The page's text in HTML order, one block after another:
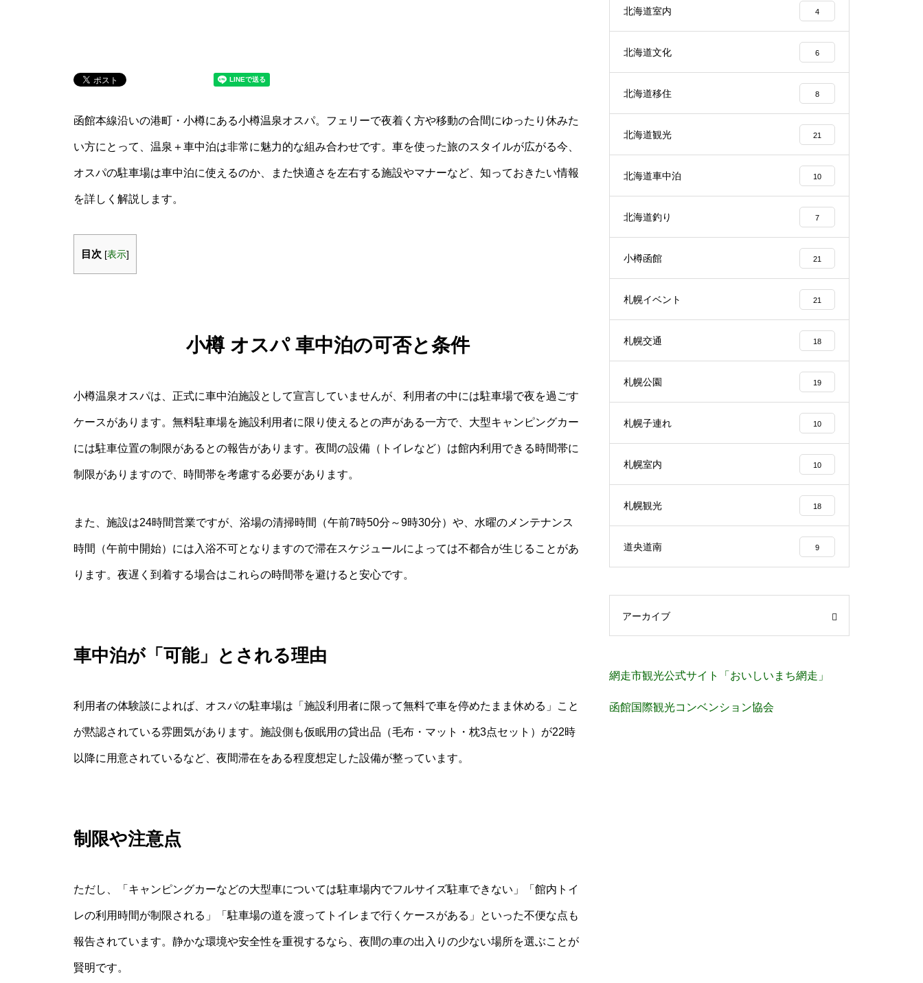
函館本線沿いの港町・小樽にある小樽温泉オスパ。フェリーで夜着く方や移動の合間にゆったり休みた
い方にとって、温泉＋車中泊は非常に魅力的な組み合わせです。車を使った旅のスタイルが広がる今、
オスパの駐車場は車中泊に使えるのか、また快適さを左右する施設やマナーなど、知っておきたい情報
を詳しく解説します。
目次 [表示]
小樽 オスパ 車中泊の可否と条件
小樽温泉オスパは、正式に車中泊施設として宣言していませんが、利用者の中には駐車場で夜を過ごす
ケースがあります。無料駐車場を施設利用者に限り使えるとの声がある一方で、大型キャンピングカー
には駐車位置の制限があるとの報告があります。夜間の設備（トイレなど）は館内利用できる時間帯に
制限がありますので、時間帯を考慮する必要があります。
また、施設は24時間営業ですが、浴場の清掃時間（午前7時50分～9時30分）や、水曜のメンテナンス
時間（午前中開始）には入浴不可となりますので滞在スケジュールによっては不都合が生じることがあ
ります。夜遅く到着する場合はこれらの時間帯を避けると安心です。
車中泊が「可能」とされる理由
利用者の体験談によれば、オスパの駐車場は「施設利用者に限って無料で車を停めたまま休める」こと
が黙認されている雰囲気があります。施設側も仮眠用の貸出品（毛布・マット・枕3点セット）が22時
以降に用意されているなど、夜間滞在をある程度想定した設備が整っています。
制限や注意点
ただし、「キャンピングカーなどの大型車については駐車場内でフルサイズ駐車できない」「館内トイ
レの利用時間が制限される」「駐車場の道を渡ってトイレまで行くケースがある」といった不便な点も
報告されています。静かな環境や安全性を重視するなら、夜間の車の出入りの少ない場所を選ぶことが
賢明です。
北海道室内 4
北海道文化 6
北海道移住 8
北海道観光 21
北海道車中泊 10
北海道釣り 7
小樽函館 21
札幌イベント 21
札幌交通 18
札幌公園 19
札幌子連れ 10
札幌室内 10
札幌観光 18
道央道南 9
アーカイブ
網走市観光公式サイト「おいしいまち網走」
函館国際観光コンベンション協会